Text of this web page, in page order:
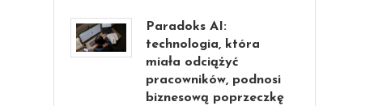
Paradoks AI:
technologia, która
miała odciążyć
pracowników, podnosi
biznesową poprzeczkę